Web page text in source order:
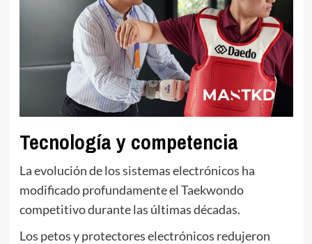
Tecnología y competencia
La evolución de los sistemas electrónicos ha
modificado profundamente el Taekwondo
competitivo durante las últimas décadas.
Los petos y protectores electrónicos redujeron